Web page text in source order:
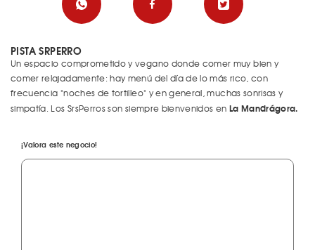
PISTA SRPERRO
Un espacio comprometido y vegano donde comer muy bien y
comer relajadamente: hay menú del día de lo más rico, con
frecuencia "noches de tortilleo" y en general, muchas sonrisas y
simpatía. Los SrsPerros son siempre bienvenidos en La Mandrágora.
¡Valora este negocio!